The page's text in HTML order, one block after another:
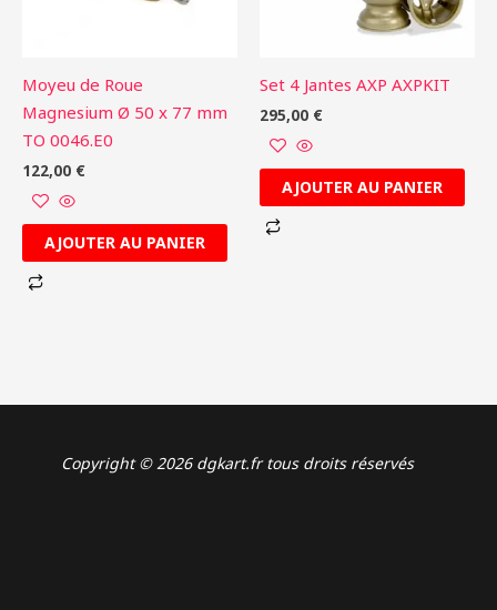
Moyeu de Roue
Magnesium Ø 50 x 77 mm
TO 0046.E0
122,00 €
AJOUTER AU PANIER
Set 4 Jantes AXP AXPKIT
295,00 €
AJOUTER AU PANIER
Copyright © 2026 dgkart.fr tous droits réservés